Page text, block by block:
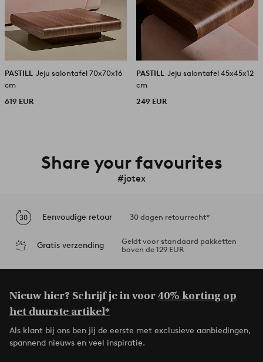
PASTILL Jeju salontafel 70x70x16
cm
619 EUR
PASTILL Jeju salontafel 45x45x12
cm
249 EUR
Share your favourites
#jotex
Eenvoudige retour 30 dagen retourrecht*
Gratis verzending
Geldt voor standaard pakketten
boven de 129 EUR
Nieuw hier? Schrijf je in voor40% korting op
het duurste artikel*
Als klant bij ons ben jij de eerste met exclusieve aanbiedingen,
spannend nieuws en veel inspiratie.